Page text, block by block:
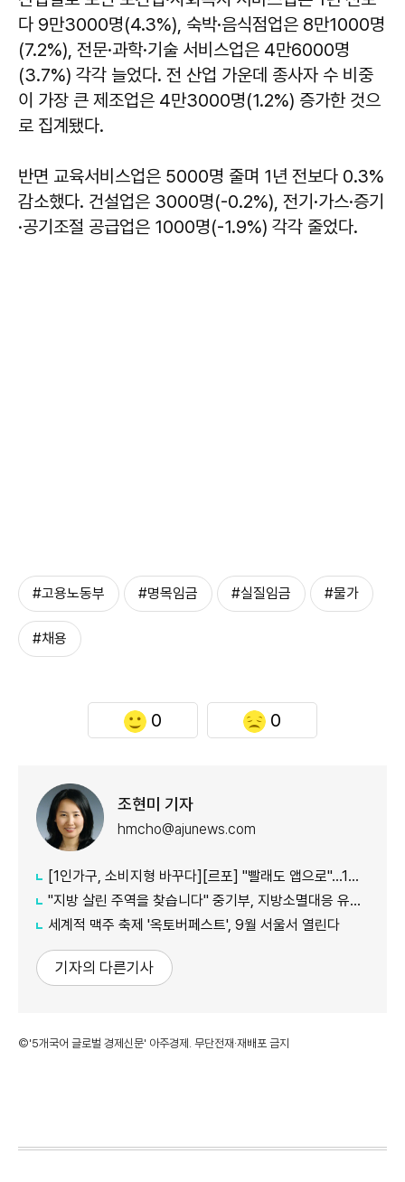
다 9만3000명(4.3%), 숙박·음식점업은 8만1000명
(7.2%), 전문·과학·기술 서비스업은 4만6000명
(3.7%) 각각 늘었다. 전 산업 가운데 종사자 수 비중
이 가장 큰 제조업은 4만3000명(1.2%) 증가한 것으
로 집계됐다.
반면 교육서비스업은 5000명 줄며 1년 전보다 0.3%
감소했다. 건설업은 3000명(-0.2%), 전기·가스·증기
·공기조절 공급업은 1000명(-1.9%) 각각 줄었다.
#고용노동부 #명목임금 #실질임금 #물가
#채용
0 0
조현미 기자
hmcho@ajunews.com
[1인가구, 소비지형 바꾸다][르포] "빨래도 앱으로"…1인가구 사로잡은 '비대면 세탁공장'
"지방 살린 주역을 찾습니다" 중기부, 지방소멸대응 유공자 모집
세계적 맥주 축제 '옥토버페스트', 9월 서울서 열린다
기자의 다른기사
©'5개국어 글로벌 경제신문' 아주경제. 무단전재·재배포 금지